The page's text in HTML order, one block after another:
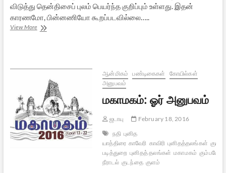
விடுத்து தென்திசைப் புலம் பெயர்ந்த குறிப்பும் உள்ளது. இதன்
காரணமோ, பின்னணியோ கூறப்படவில்லை…..
View Moreபாத்திரம்
ஆன்மிகம் பண்டிகைகள்
கோயில்கள்
அனுபவம்
மகாமகம்: ஓர் அனுபவம்
ஜடாயு
February 18, 2016
நதி புனித
யாத்திரை காவேரி காவிரி புனிதத்தலங்கள்
படித்துறை புனிதத் தலங்கள் மகாமகம்
நீராடல் குடந்தை குளம்